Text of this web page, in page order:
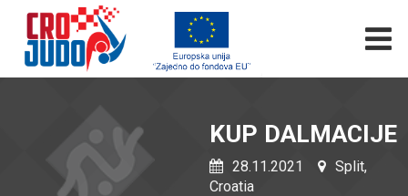
KUP DALMACIJE
28.11.2021
Split,
Croatia